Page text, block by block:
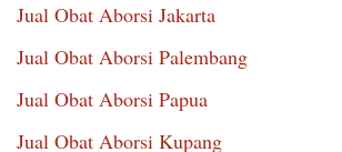
Jual Obat Aborsi Jakarta
Jual Obat Aborsi Palembang
Jual Obat Aborsi Papua
Jual Obat Aborsi Kupang